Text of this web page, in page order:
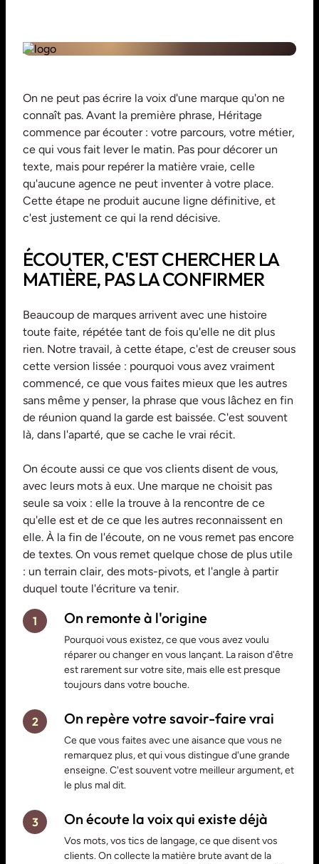
On ne peut pas écrire la voix d'une marque qu'on ne
connaît pas. Avant la première phrase, Héritage
commence par écouter : votre parcours, votre métier,
ce qui vous fait lever le matin. Pas pour décorer un
texte, mais pour repérer la matière vraie, celle
qu'aucune agence ne peut inventer à votre place.
Cette étape ne produit aucune ligne définitive, et
c'est justement ce qui la rend décisive.
ÉCOUTER, C'EST CHERCHER LA
MATIÈRE, PAS LA CONFIRMER
Beaucoup de marques arrivent avec une histoire
toute faite, répétée tant de fois qu'elle ne dit plus
rien. Notre travail, à cette étape, c'est de creuser sous
cette version lissée : pourquoi vous avez vraiment
commencé, ce que vous faites mieux que les autres
sans même y penser, la phrase que vous lâchez en fin
de réunion quand la garde est baissée. C'est souvent
là, dans l'aparté, que se cache le vrai récit.
On écoute aussi ce que vos clients disent de vous,
avec leurs mots à eux. Une marque ne choisit pas
seule sa voix : elle la trouve à la rencontre de ce
qu'elle est et de ce que les autres reconnaissent en
elle. À la fin de l'écoute, on ne vous remet pas encore
de textes. On vous remet quelque chose de plus utile
: un terrain clair, des mots-pivots, et l'angle à partir
duquel toute l'écriture va tenir.
1 On remonte à l'origine
Pourquoi vous existez, ce que vous avez voulu
réparer ou changer en vous lançant. La raison d'être
est rarement sur votre site, mais elle est presque
toujours dans votre bouche.
2 On repère votre savoir-faire vrai
Ce que vous faites avec une aisance que vous ne
remarquez plus, et qui vous distingue d'une grande
enseigne. C'est souvent votre meilleur argument, et
le plus mal dit.
3 On écoute la voix qui existe déjà
Vos mots, vos tics de langage, ce que disent vos
clients. On collecte la matière brute avant de la